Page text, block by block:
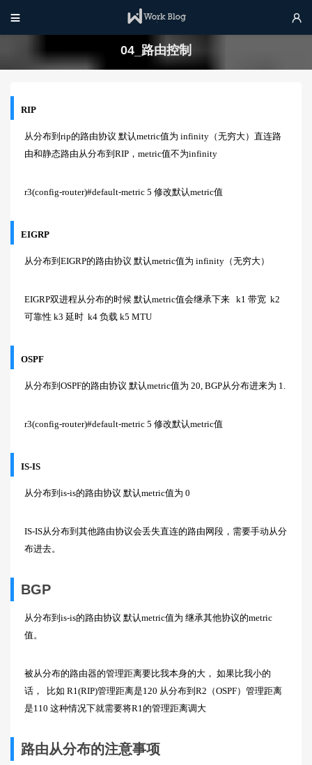
 
04_路由控制
RIP
从分布到rip的路由协议 默认metric值为 infinity（无穷大）直连路
由和静态路由从分布到RIP，metric值不为infinity
r3(config-router)#default-metric 5 修改默认metric值
EIGRP
从分布到EIGRP的路由协议 默认metric值为 infinity（无穷大）
EIGRP双进程从分布的时候 默认metric值会继承下来 k1 带宽 k2
可靠性 k3 延时 k4 负载 k5 MTU
OSPF
从分布到OSPF的路由协议 默认metric值为 20, BGP从分布进来为 1.
r3(config-router)#default-metric 5 修改默认metric值
IS-IS
从分布到is-is的路由协议 默认metric值为 0
IS-IS从分布到其他路由协议会丢失直连的路由网段，需要手动从分
布进去。
BGP
从分布到is-is的路由协议 默认metric值为 继承其他协议的metric
值。
被从分布的路由器的管理距离要比我本身的大， 如果比我小的
话， 比如 R1(RIP)管理距离是120 从分布到R2（OSPF）管理距离
是110 这种情况下就需要将R1的管理距离调大
路由从分布的注意事项